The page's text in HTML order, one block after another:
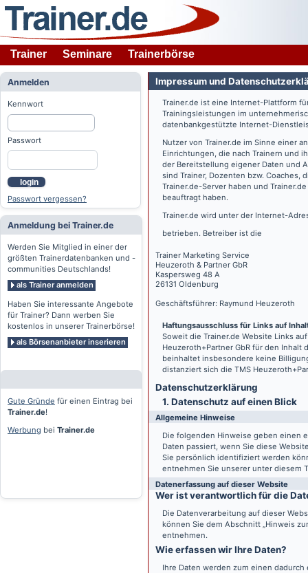
Trainer Seminare Trainerbörse
Anmelden
Kennwort
Passwort
login
Passwort vergessen?
Anmeldung bei Trainer.de
Werden Sie Mitglied in einer der
größten Trainerdatenbanken und -
communities Deutschlands!
als Trainer anmelden
Haben Sie interessante Angebote
für Trainer? Dann werben Sie
kostenlos in unserer Trainerbörse!
als Börsenanbieter inserieren
Gute Gründe für einen Eintrag bei
Trainer.de!
Werbung bei Trainer.de
Impressum und
Trainer.de ist eine Internet-Plattform
Trainingsleistungen im
datenbankgestützte Internet-
Nutzer von Trainer.de im Sinne einer
Einrichtungen, die nach Trainern und
der Bereitstellung eigener Daten und
sind Trainer, Dozenten bzw.
Trainer.de-Server haben und Trainer.de
beauftragt haben.
Trainer.de wird unter der Internet-
betrieben. Betreiber ist die
Trainer Marketing Service
Heuzeroth & Partner GbR
Kaspersweg 48 A
26131 Oldenburg
Geschäftsführer: Raymund Heuzeroth
Haftungsausschluss für Links auf
Soweit die Trainer.de Website Links
Heuzeroth+Partner GbR für den Inhalt
beinhaltet insbesondere keine
distanziert sich die TMS
Datenschutz­erklärung
1. Datenschutz auf einen Blick
Allgemeine Hinweise
Die folgenden Hinweise geben einen
Daten passiert, wenn Sie diese
Sie persönlich identifiziert werden
entnehmen Sie unserer unter diesem
Datenerfassung auf dieser Website
Wer ist verantwortlich für die
Die Datenverarbeitung auf dieser
können Sie dem Abschnitt „Hinweis
entnehmen.
Wie erfassen wir Ihre Daten?
Ihre Daten werden zum einen